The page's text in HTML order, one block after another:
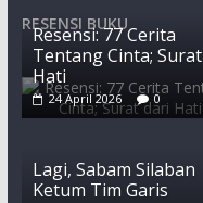
RESENSI BUKU
Resensi: 77 Cerita
Tentang Cinta;
Hati
24 April 2026 0
Lagi, Sabam Silaban
Ketum Tim Garis